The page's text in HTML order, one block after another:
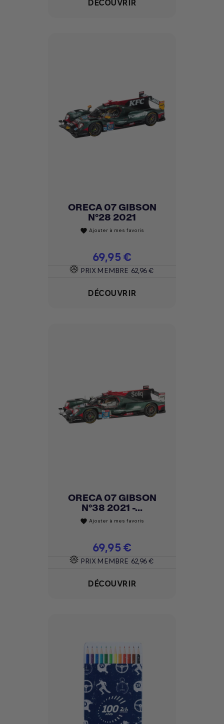
ORECA 07 GIBSON
N°28 2021
favorite Ajouter à mes favoris
Prix
69,95 €
PRIX MEMBRE 62,96 €
DÉCOUVRIR
ORECA 07 GIBSON
N°38 2021 -...
favorite Ajouter à mes favoris
Prix
69,95 €
PRIX MEMBRE 62,96 €
DÉCOUVRIR